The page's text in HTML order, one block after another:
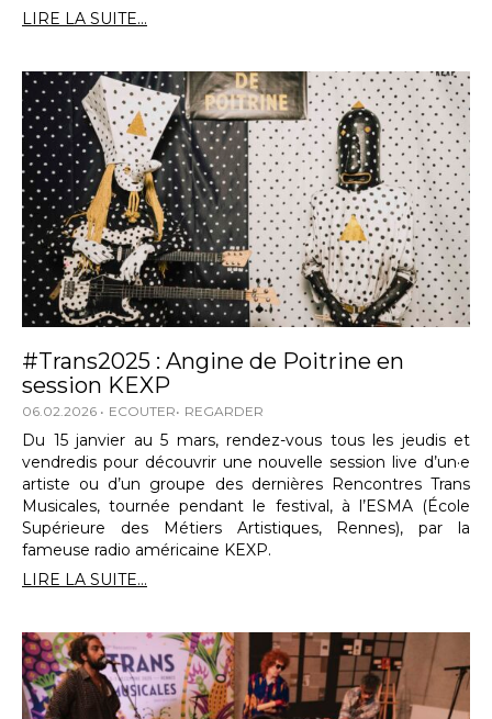
LIRE LA SUITE...
#Trans2025 : Angine de Poitrine en
session KEXP
06.02.2026 ECOUTER REGARDER
Du 15 janvier au 5 mars, rendez-vous tous les jeudis et
vendredis pour découvrir une nouvelle session live d’un·e
artiste ou d’un groupe des dernières Rencontres Trans
Musicales, tournée pendant le festival, à l’ESMA (École
Supérieure des Métiers Artistiques, Rennes), par la
fameuse radio américaine KEXP.
LIRE LA SUITE...